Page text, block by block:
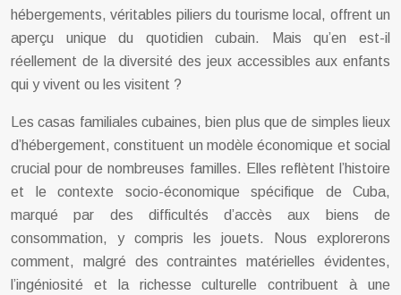
hébergements, véritables piliers du tourisme local, offrent un
aperçu unique du quotidien cubain. Mais qu’en est-il
réellement de la diversité des jeux accessibles aux enfants
qui y vivent ou les visitent ?
Les casas familiales cubaines, bien plus que de simples lieux
d’hébergement, constituent un modèle économique et social
crucial pour de nombreuses familles. Elles reflètent l’histoire
et le contexte socio-économique spécifique de Cuba,
marqué par des difficultés d’accès aux biens de
consommation, y compris les jouets. Nous explorerons
comment, malgré des contraintes matérielles évidentes,
l’ingéniosité et la richesse culturelle contribuent à une